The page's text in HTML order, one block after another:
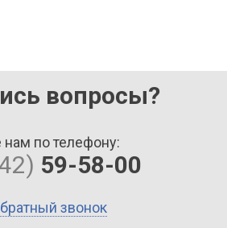
вопросы?
нам по телефону:
59-58-00
звонок